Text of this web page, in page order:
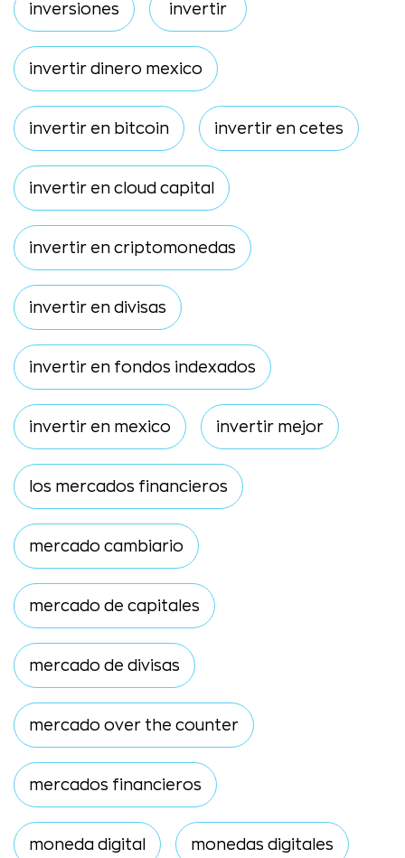
inversiones invertir
invertir dinero mexico
invertir en bitcoin invertir en cetes
invertir en cloud capital
invertir en criptomonedas
invertir en divisas
invertir en fondos indexados
invertir en mexico invertir mejor
los mercados financieros
mercado cambiario
mercado de capitales
mercado de divisas
mercado over the counter
mercados financieros
moneda digital monedas digitales